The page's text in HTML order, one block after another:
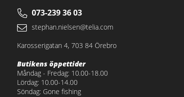
073-239 36 03
stephan.nielsen@telia.com
Karosserigatan 4, 703 84 Örebro
Butikens öppettider
Måndag - Fredag: 10.00-18.00
Lördag: 10.00-14.00
Söndag: Gone fishing